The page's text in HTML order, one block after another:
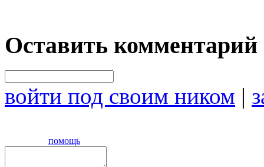
Оставить комментарий
войти под своим ником |
помощь